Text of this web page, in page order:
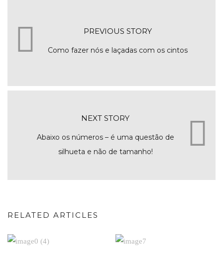
PREVIOUS STORY
Como fazer nós e laçadas com os cintos
NEXT STORY
Abaixo os números – é uma questão de
silhueta e não de tamanho!
RELATED ARTICLES